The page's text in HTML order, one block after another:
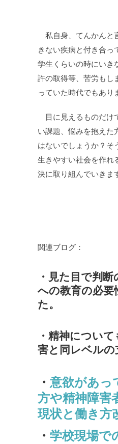
私自身、てんかんと
きない疾病と付き合っ
学生くらいの時にいき
許の取得等、苦労もし
っていた時代でもあり
目に見えるものだけ
い課題、悩みを抱えた
はないでしょうか？そ
生きやすい社会を作れ
決に取り組んでいきま
関連ブログ：
・見た目で判
への教育の必要
た。
・精神につい
害と同レベルの
・ 意欲があっ
方や精神障害
現状と働き方
・ 学校現場で